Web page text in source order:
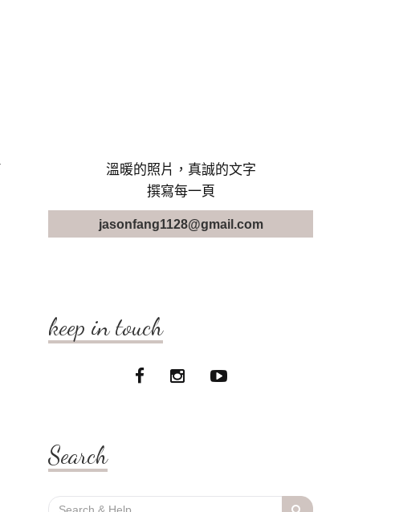
溫暖的照片，真誠的文字
撰寫每一頁
jasonfang1128@gmail.com
keep in touch
Search
Search